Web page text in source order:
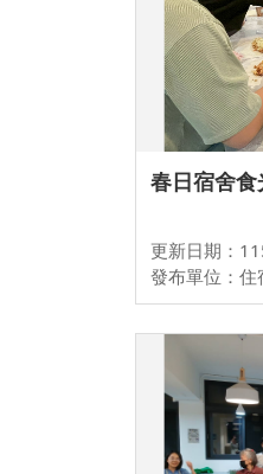
春日宿舍
更新日期：
發布單位：住